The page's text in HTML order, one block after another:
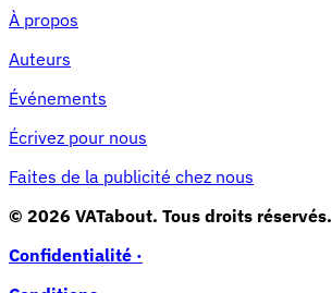
À propos
Auteurs
Événements
Écrivez pour nous
Faites de la publicité chez nous
© 2026 VATabout. Tous droits réservés.
Confidentialité ·